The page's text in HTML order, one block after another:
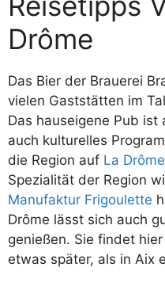
Drôme
Das Bier der Brauerei
vielen Gaststätten im
Das hauseigene Pub
auch kulturelles
die Region auf La
Spezialität der Region
Manufaktur Frigoulette
Drôme lässt sich auch
genießen. Sie findet
etwas später, als in Aix